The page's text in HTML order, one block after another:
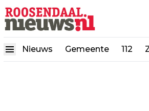
Nieuws Gemeente 112